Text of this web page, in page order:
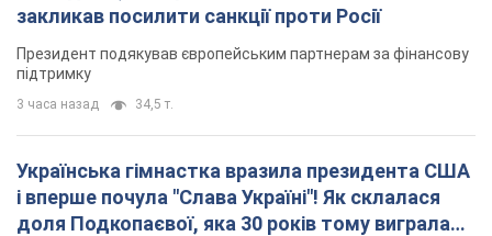
закликав посилити санкції проти Росії
Президент подякував європейським партнерам за фінансову
підтримку
3 часа назад 34,5 т.
Українська гімнастка вразила президента США
і вперше почула "Слава Україні"! Як склалася
доля Подкопаєвої, яка 30 років тому виграла